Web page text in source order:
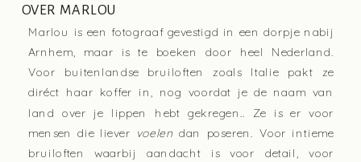
OVER MARLOU
Marlou is een fotograaf gevestigd in een dorpje nabij
Arnhem, maar is te boeken door heel Nederland.
Voor buitenlandse bruiloften zoals Italie pakt ze
diréct haar koffer in, nog voordat je de naam van
land over je lippen hebt gekregen.. Ze is er voor
mensen die liever voelen dan poseren. Voor intieme
bruiloften waarbij aandacht is voor detail, voor